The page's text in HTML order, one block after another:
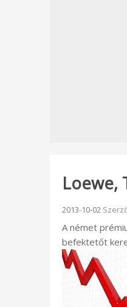
Loewe,
Beküldve:
2013-10-02
A német
befektetőt